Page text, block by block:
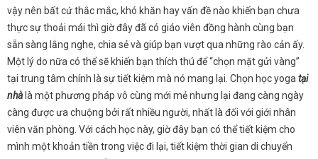
vậy nên bất cứ thắc mắc, khó khăn hay vấn đề nào khiến bạn chưa
thực sự thoải mái thì giờ đây đã có giáo viên đồng hành cùng bạn
sẵn sàng lắng nghe, chia sẻ và giúp bạn vượt qua những rào cản ấy.
Một lý do nữa có thể sẽ khiến bạn thích thú để “chọn mặt gửi vàng”
tại trung tâm chính là sự tiết kiệm mà nó mang lại. Chọn học yoga tại
nhàlà một phương pháp vô cùng mới mẻ nhưng lại đang càng ngày
càng được ưa chuộng bởi rất nhiều người, nhất là đối với giới nhân
viên văn phòng. Với cách học này, giờ đây bạn có thể tiết kiệm cho
mình một khoản tiền trong việc đi lại, tiết kiệm thời gian di chuyển